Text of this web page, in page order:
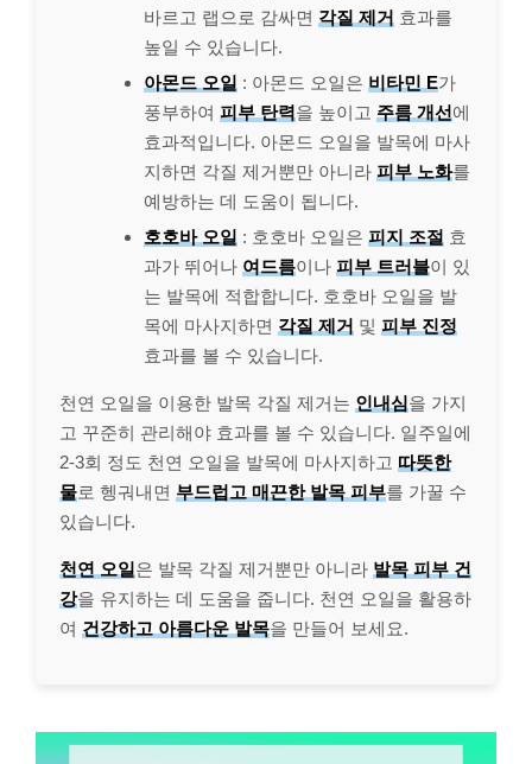
바르고 랩으로 감싸면 각질 제거 효과를
높일 수 있습니다.
아몬드 오일 : 아몬드 오일은 비타민 E가
풍부하여 피부 탄력을 높이고 주름 개선에
효과적입니다. 아몬드 오일을 발목에 마사
지하면 각질 제거뿐만 아니라 피부 노화를
예방하는 데 도움이 됩니다.
호호바 오일 : 호호바 오일은 피지 조절 효
과가 뛰어나 여드름이나 피부 트러블이 있
는 발목에 적합합니다. 호호바 오일을 발
목에 마사지하면 각질 제거 및 피부 진정
효과를 볼 수 있습니다.
천연 오일을 이용한 발목 각질 제거는 인내심을 가지
고 꾸준히 관리해야 효과를 볼 수 있습니다. 일주일에
2-3회 정도 천연 오일을 발목에 마사지하고 따뜻한
물로 헹궈내면 부드럽고 매끈한 발목 피부를 가꿀 수
있습니다.
천연 오일은 발목 각질 제거뿐만 아니라 발목 피부 건
강을 유지하는 데 도움을 줍니다. 천연 오일을 활용하
여 건강하고 아름다운 발목을 만들어 보세요.